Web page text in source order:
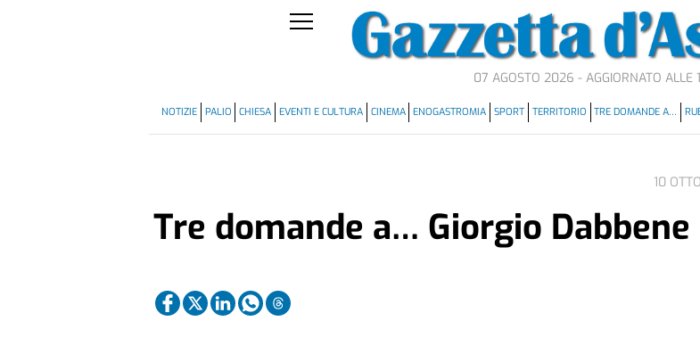
07 AGOSTO 2026 - AGGIORNATO ALLE
NOTIZIE PALIO CHIESA EVENTI E CULTURA CINEMA ENOGASTROMIA SPORT TERRITORIO TRE DOMANDE A…
10
Tre domande a… Giorgio Dabbene